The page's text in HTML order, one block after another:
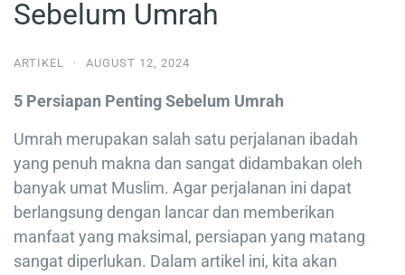
Sebelum Umrah
ARTIKEL · AUGUST 12, 2024
5 Persiapan Penting Sebelum Umrah
Umrah merupakan salah satu perjalanan ibadah
yang penuh makna dan sangat didambakan oleh
banyak umat Muslim. Agar perjalanan ini dapat
berlangsung dengan lancar dan memberikan
manfaat yang maksimal, persiapan yang matang
sangat diperlukan. Dalam artikel ini, kita akan